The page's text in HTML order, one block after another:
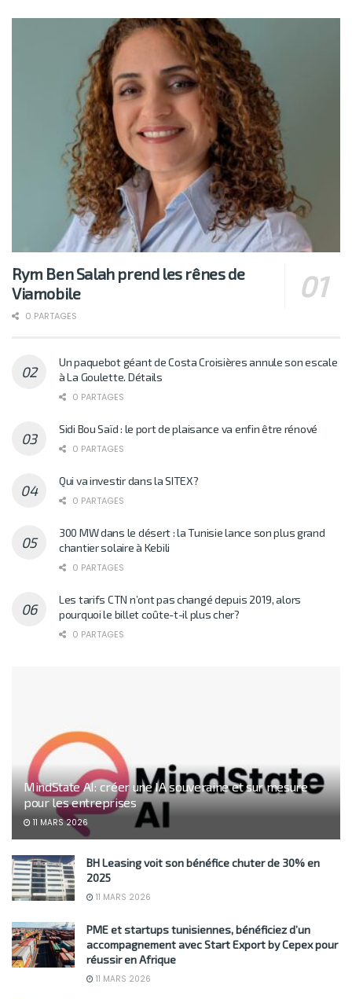
Rym Ben Salah prend les rênes de
Viamobile
0 PARTAGES
Un paquebot géant de Costa Croisières annule son escale
à La Goulette. Détails
0 PARTAGES
Sidi Bou Saïd : le port de plaisance va enfin être rénové
0 PARTAGES
Qui va investir dans la SITEX?
0 PARTAGES
300 MW dans le désert : la Tunisie lance son plus grand
chantier solaire à Kebili
0 PARTAGES
Les tarifs CTN n’ont pas changé depuis 2019, alors
pourquoi le billet coûte-t-il plus cher?
0 PARTAGES
MindState AI: créer une IA souveraine et sur mesure
pour les entreprises
11 MARS 2026
BH Leasing voit son bénéfice chuter de 30% en
2025
11 MARS 2026
PME et startups tunisiennes, bénéficiez d’un
accompagnement avec Start Export by Cepex pour
réussir en Afrique
11 MARS 2026